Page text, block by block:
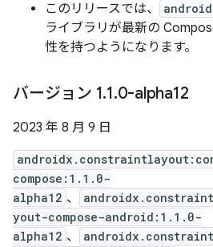
このリリースでは、
ライブラリが最新の
性を持つようになります。
バージョン 1.1.0-alpha12
2023 年 8 月 9 日
compose:1.1.0-
alpha12 、
yout-compose-android:1.1.0-
alpha12 、